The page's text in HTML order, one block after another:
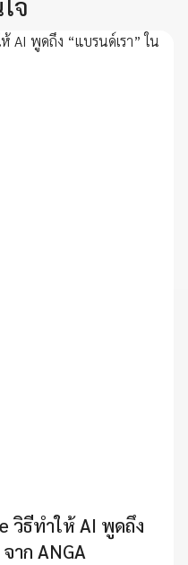
วิธีทำให้ AI พูดถึง
าก ANGA